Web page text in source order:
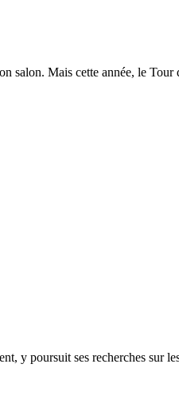
salon. Mais cette année, le
y poursuit ses recherches sur